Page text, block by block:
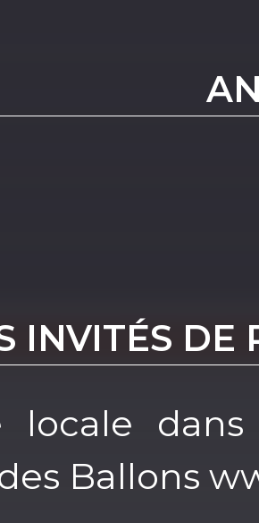
INVITÉS DE
locale dans
Ballons